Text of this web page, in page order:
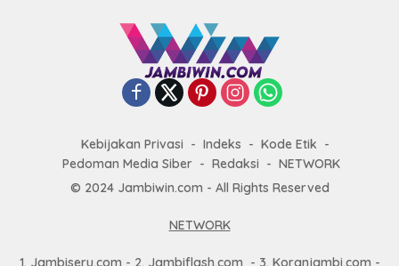
Kebijakan Privasi Indeks
Kode Etik
Pedoman Media Siber
Redaksi
NETWORK
© 2024 Jambiwin.com - All Rights Reserved
NETWORK
1. Jambiseru.com - 2. Jambiflash.com - 3. Koranjambi.com -